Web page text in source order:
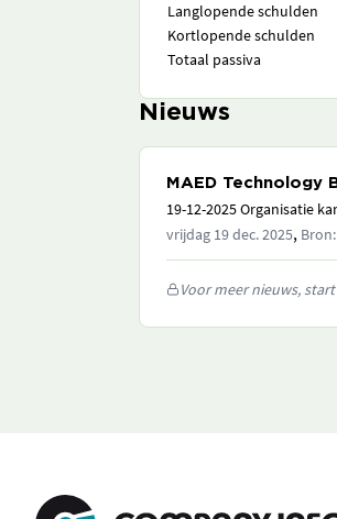
Langlopende schulden
Kortlopende schulden
Totaal passiva
Nieuws
MAED Technology
19-12-2025 Organisatie
vrijdag 19 dec. 2025,
Voor meer nieuws,